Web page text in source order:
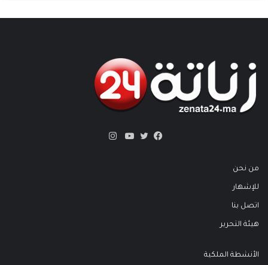
من نحن
للإشهار
اتصل بنا
هيئة التحرير
الأنشطة الملكية